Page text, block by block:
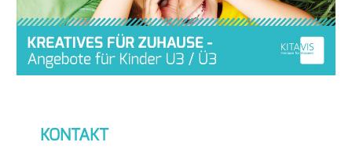
KONTAKT